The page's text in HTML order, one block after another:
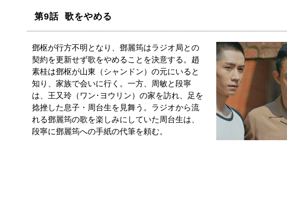
第9話 歌をやめる
鄧枢が行方不明となり、鄧麗筠はラジオ局との
契約を更新せず歌をやめることを決意する。趙
素桂は鄧枢が山東（シャンドン）の元にいると
知り、家族で会いに行く。一方、周敏と段寧
は、王又玲（ワン･ヨウリン）の家を訪れ、足を
捻挫した息子・周台生を見舞う。ラジオから流
れる鄧麗筠の歌を楽しみにしていた周台生は、
段寧に鄧麗筠への手紙の代筆を頼む。